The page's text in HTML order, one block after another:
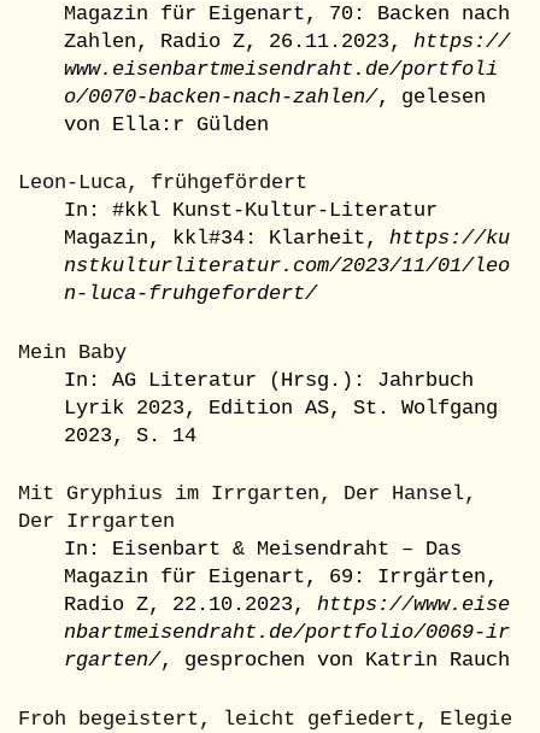
Magazin für Eigenart, 70: Backen nach
Zahlen, Radio Z, 26.11.2023,https://
www.eisenbartmeisendraht.de/portfoli
o/0070-backen-nach-zahlen/, gelesen
von Ella:r Gülden
Leon-Luca, frühgefördert
In: #kkl Kunst-Kultur-Literatur
Magazin, kkl#34: Klarheit,https://ku
nstkulturliteratur.com/2023/11/01/leo
n-luca-fruhgefordert/
Mein Baby
In: AG Literatur (Hrsg.): Jahrbuch
Lyrik 2023, Edition AS, St. Wolfgang
2023, S. 14
Mit Gryphius im Irrgarten, Der Hansel,
Der Irrgarten
In: Eisenbart & Meisendraht – Das
Magazin für Eigenart, 69: Irrgärten,
Radio Z, 22.10.2023,https://www.eise
nbartmeisendraht.de/portfolio/0069-ir
rgarten/, gesprochen von Katrin Rauch
Froh begeistert, leicht gefiedert, Elegie